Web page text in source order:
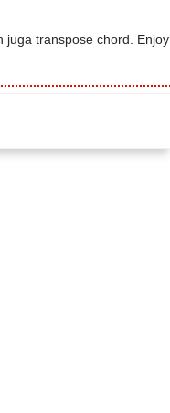
juga transpose chord. Enjoy